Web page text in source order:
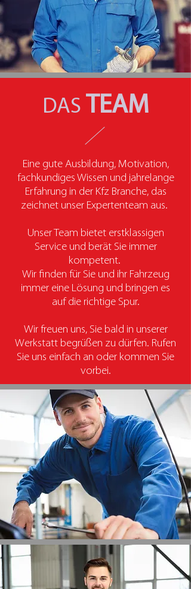
DAS TEAM
Eine gute Ausbildung, Motivation,
fachkundiges Wissen und jahrelange
Erfahrung in der Kfz Branche, das
zeichnet unser Expertenteam aus.
Unser Team bietet erstklassigen
Service und berät Sie immer
kompetent.
Wir finden für Sie und ihr Fahrzeug
immer eine Lösung und bringen es
auf die richtige Spur.
Wir freuen uns, Sie bald in unserer
Werkstatt begrüßen zu dürfen. Rufen
Sie uns einfach an oder kommen Sie
vorbei.